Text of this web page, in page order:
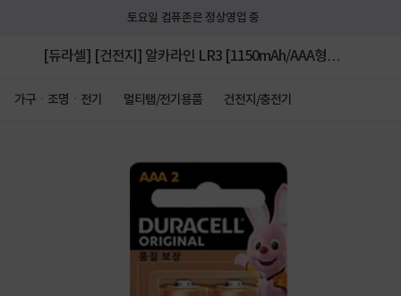
토요일 컴퓨존은 정상영업 중
[듀라셀] [건전지] 알카라인 LR3 [1150mAh/AAA형/2
가구ㆍ조명ㆍ전기 멀티탭/전기용품 건전지/충전기